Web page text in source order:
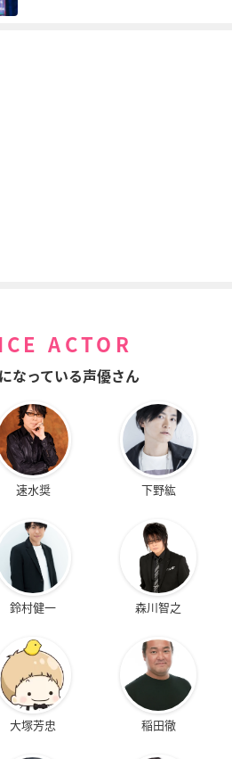
ACTOR
なっている声優さん
速水奨 下野紘
鈴村健一 森川智之
大塚芳忠 稲田徹